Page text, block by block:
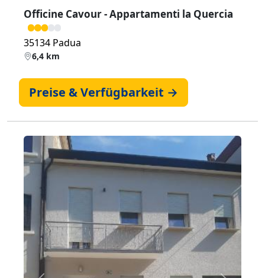
Officine Cavour - Appartamenti la Quercia
35134 Padua
6,4 km
Preise & Verfügbarkeit →